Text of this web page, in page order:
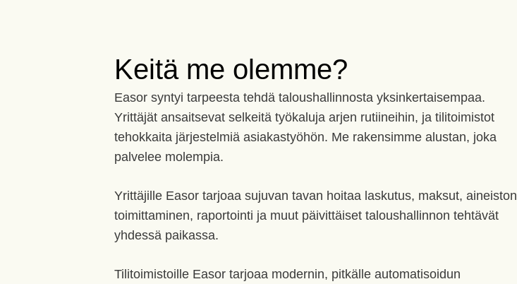
Keitä me olemme?
Easor syntyi tarpeesta tehdä taloushallinnosta yksinkertaisempaa.
Yrittäjät ansaitsevat selkeitä työkaluja arjen rutiineihin, ja tilitoimistot
tehokkaita järjestelmiä asiakastyöhön. Me rakensimme alustan, joka
palvelee molempia.
Yrittäjille Easor tarjoaa sujuvan tavan hoitaa laskutus, maksut, aineiston
toimittaminen, raportointi ja muut päivittäiset taloushallinnon tehtävät
yhdessä paikassa.
Tilitoimistoille Easor tarjoaa modernin, pitkälle automatisoidun